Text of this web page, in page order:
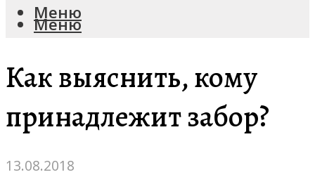
Меню
Меню
Как выяснить, кому
принадлежит забор?
13.08.2018